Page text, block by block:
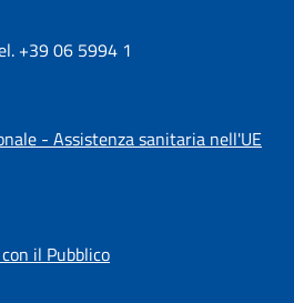
+39 06 5994 1
- Assistenza sanitaria nell'UE
il Pubblico